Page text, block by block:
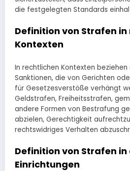
die festgelegten Standards
Definition von Strafen
Kontexten
In rechtlichen Kontexten
Sanktionen, die von Gerichten
für Gesetzesverstöße verhängt
Geldstrafen, Freiheitsstrafen,
andere Formen von Bestrafung
abzielen, Gerechtigkeit
rechtswidriges Verhalten
Definition von Strafen
Einrichtungen